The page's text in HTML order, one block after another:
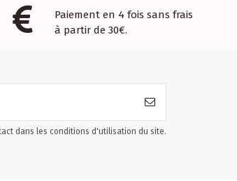
Paiement en 4 fois sans frais
à partir de 30€.
dans les conditions d'utilisation du site.